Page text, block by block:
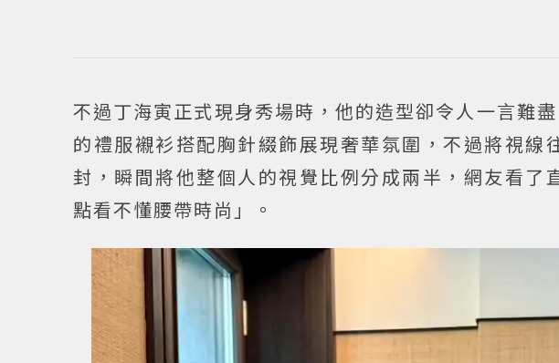
不過丁海寅正式現身秀場時，他的造型卻令人一言難
的禮服襯衫搭配胸針綴飾展現奢華氛圍，不過將視線
封，瞬間將他整個人的視覺比例分成兩半，網友看了
點看不懂腰帶時尚」。